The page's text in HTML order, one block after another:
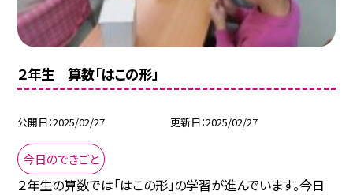
２年生 算数「はこの形」
公開日 2025/02/27 更新日 2025/02/27
今日のできごと
２年生の算数では「はこの形」の学習が進んでいます。今日